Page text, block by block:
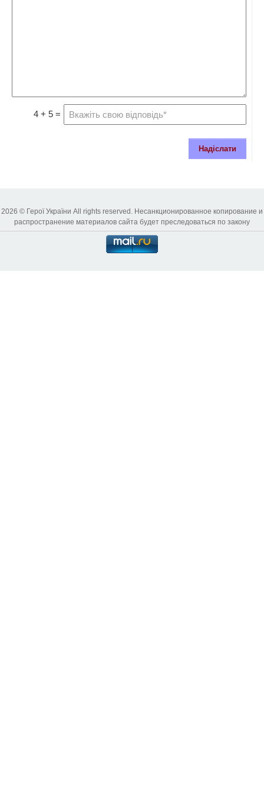
4 + 5 =
Надіслати
2026 © Герої України All rights reserved. Несанкционированное копирование и
распространение материалов сайта будет преследоваться по закону